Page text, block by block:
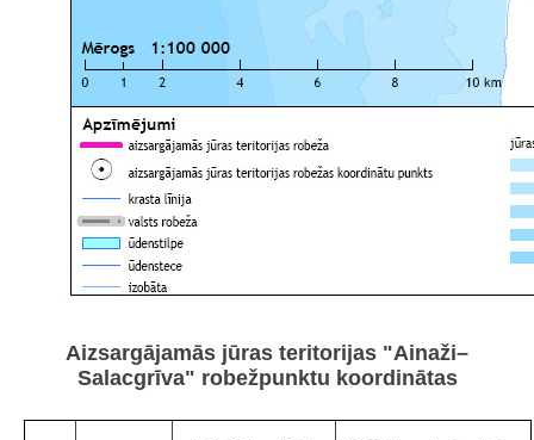
Aizsargājamās jūras teritorijas "Ainaži–
Salacgrīva" robežpunktu koordinātas